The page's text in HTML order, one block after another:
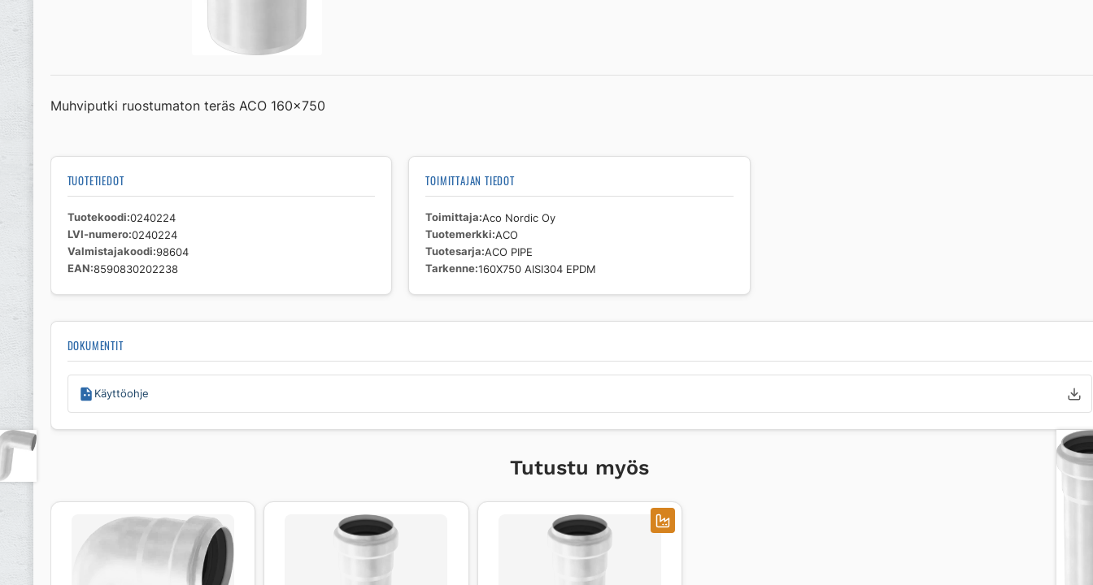
määrä
Muhviputki ruostumaton teräs ACO 160×750
TUOTETIEDOT
Tuotekoodi 0240224
LVI-numero 0240224
Valmistajakoodi 98604
EAN 8590830202238
TOIMITTAJAN TIEDOT
Toimittaja Aco Nordic Oy
Tuotemerkki ACO
Tuotesarja ACO PIPE
Tarkenne 160X750 AISI304 EPDM
DOKUMENTIT
Käyttöohje
Tutustu myös